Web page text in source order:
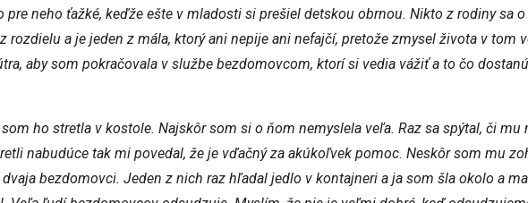
neho ťažké, keďže ešte v mladosti si prešiel detskou obrnou. Nikto z rodiny sa o
a je jeden z mála, ktorý ani nepije ani nefajčí, pretože zmysel života v tom
aby som pokračovala v službe bezdomovcom, ktorí si vedia vážiť a to čo
ho stretla v kostole. Najskôr som si o ňom nemyslela veľa. Raz sa spýtal, či mu
nabudúce tak mi povedal, že je vďačný za akúkoľvek pomoc. Neskôr som mu
bezdomovci. Jeden z nich raz hľadal jedlo v kontajneri a ja som šla okolo a